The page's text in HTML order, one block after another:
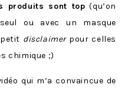
produits sont top (qu’on
ou avec un masque
disclaimerpour celles
chimique ;)
qui m’a convaincue de